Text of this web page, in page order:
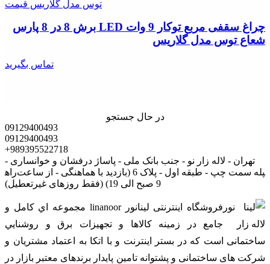
چراغ سقفی مربع توکار 9 وات LED برش 8 در 8 پارس
شعاع توس مدل گلاریس
تماس بگیرید
در حال جستجو
09129400493
09129400493
+989395522718
تهران - لاله زار نو - جنب بانک ملی - پاساژ درفشان و خوانساری -
راه‎پله سمت چپ - طبقه اول - پلاک 6 (بازدید با هماهنگی - از ساعت
9 صبح الی 19) (فقط روزهای غیرتعطیل)
فروشگاه اینترنتی لینانور linanoor مجموعه اي کامل و
جامع در زمينه کالاها و تجهيزات برق و روشنايي
ساختمانی است که در بستر اينترنت و با اتکا به اعتماد مشتریان و
شرکت های ساختمانی و پشتوانه تامین پایدار برندهای معتبر بازار در